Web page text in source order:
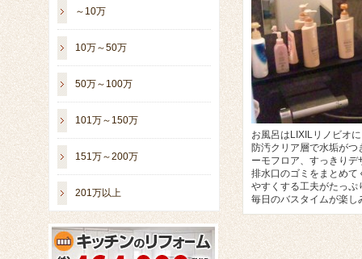
ラ。
内部の汚れを洗浄するくるりん排水口、スマートな
フード、エコハンドルやLED照明で省エネもばっち
ケットとシェルフを組み合わせて手早く取り出せる
たくさんあります。
お風呂はLIXILリノビオ
防汚クリア層で水垢が
ーモフロア、すっきり
排水口のゴミをまとめ
やすくする工夫がたっ
毎日のバスタイムが楽し
～10万
10万～50万
50万～100万
101万～150万
151万～200万
201万以上